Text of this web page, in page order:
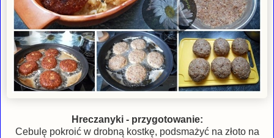
Hreczanyki - przygotowanie:
Cebulę pokroić w drobną kostkę, podsmażyć na złoto na